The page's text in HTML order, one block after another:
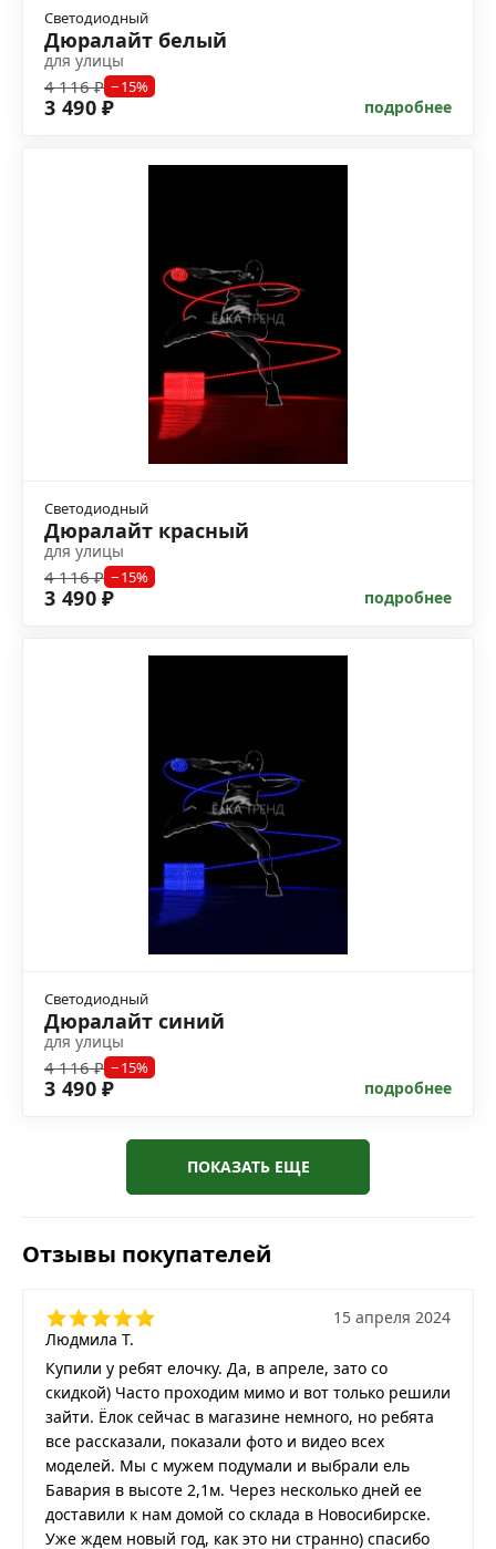
Светодиодный
Дюралайт белый
для улицы
4 116 ₽ −15%
3 490 ₽ подробнее
Светодиодный
Дюралайт красный
для улицы
4 116 ₽ −15%
3 490 ₽ подробнее
Светодиодный
Дюралайт синий
для улицы
4 116 ₽ −15%
3 490 ₽ подробнее
ПОКАЗАТЬ ЕЩЕ
Отзывы покупателей
Людмила Т.
15 апреля 2024
Купили у ребят елочку. Да, в апреле, зато со
скидкой) Часто проходим мимо и вот только решили
зайти. Ёлок сейчас в магазине немного, но ребята
все рассказали, показали фото и видео всех
моделей. Мы с мужем подумали и выбрали ель
Бавария в высоте 2,1м. Через несколько дней ее
доставили к нам домой со склада в Новосибирске.
Уже ждем новый год, как это ни странно) спасибо